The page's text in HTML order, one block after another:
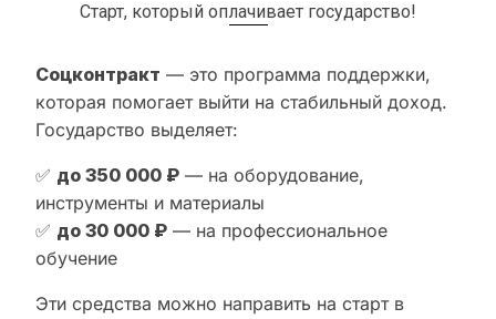
Старт, который оплачивает государство!
Соцконтракт — это программа поддержки,
которая помогает выйти на стабильный доход.
Государство выделяет:
✅ до 350 000 ₽ — на оборудование,
инструменты и материалы
✅ до 30 000 ₽ — на профессиональное
обучение
Эти средства можно направить на старт в